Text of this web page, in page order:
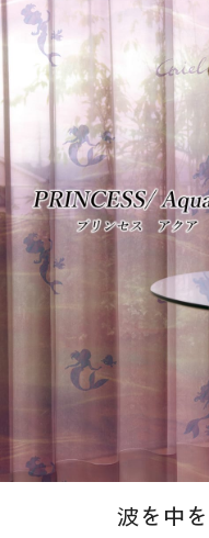
波を中